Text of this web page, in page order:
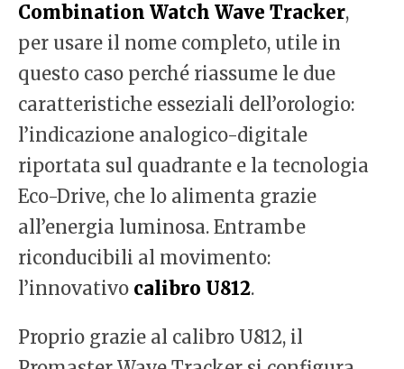
Combination Watch Wave Tracker,
per usare il nome completo, utile in
questo caso perché riassume le due
caratteristiche esseziali dell’orologio:
l’indicazione analogico-digitale
riportata sul quadrante e la tecnologia
Eco-Drive, che lo alimenta grazie
all’energia luminosa. Entrambe
riconducibili al movimento:
l’innovativo calibro U812.
Proprio grazie al calibro U812, il